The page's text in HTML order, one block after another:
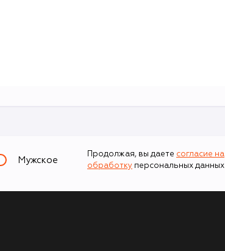
Мужское
Продолжая, вы даете согласие на
обработку персональных данных